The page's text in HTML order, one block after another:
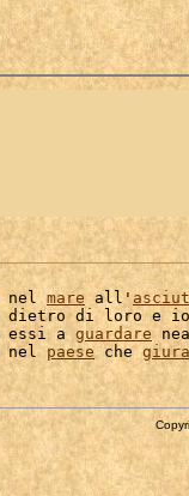
nel mare all'
dietro di loro e
essi a guardare
nel paese che